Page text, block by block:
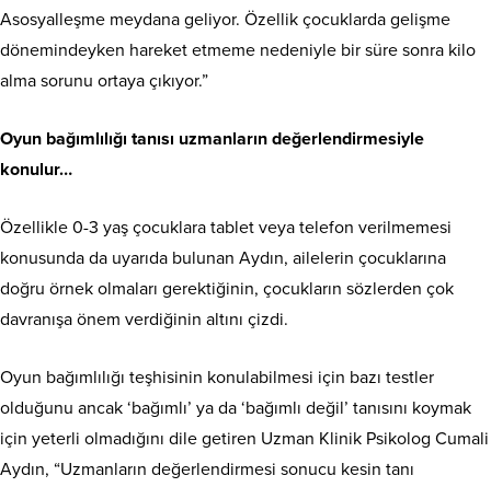
Asosyalleşme meydana geliyor. Özellik çocuklarda gelişme
dönemindeyken hareket etmeme nedeniyle bir süre sonra kilo
alma sorunu ortaya çıkıyor.”
Oyun bağımlılığı tanısı uzmanların değerlendirmesiyle
konulur…
Özellikle 0-3 yaş çocuklara tablet veya telefon verilmemesi
konusunda da uyarıda bulunan Aydın, ailelerin çocuklarına
doğru örnek olmaları gerektiğinin, çocukların sözlerden çok
davranışa önem verdiğinin altını çizdi.
Oyun bağımlılığı teşhisinin konulabilmesi için bazı testler
olduğunu ancak ‘bağımlı’ ya da ‘bağımlı değil’ tanısını koymak
için yeterli olmadığını dile getiren Uzman Klinik Psikolog Cumali
Aydın, “Uzmanların değerlendirmesi sonucu kesin tanı